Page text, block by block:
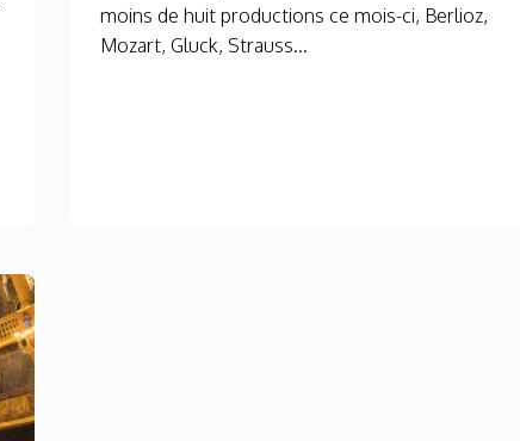
moins de huit productions ce mois-ci, Berlioz,
Mozart, Gluck, Strauss...